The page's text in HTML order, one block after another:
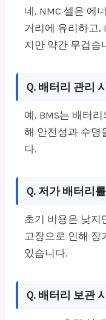
네, NMC 셀은 에
거리에 유리하고,
지만 약간 무겁습
Q. 배터리 관리
예, BMS는 배터
해 안전성과 수명
다.
Q. 저가 배터리
초기 비용은 낮지
고장으로 인해 장
있습니다.
Q. 배터리 보관